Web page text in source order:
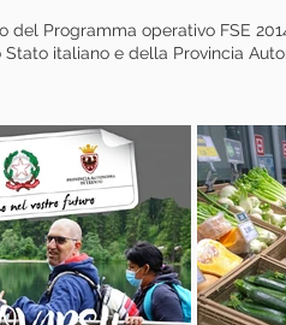
del Programma operativo FSE
italiano e della Provincia